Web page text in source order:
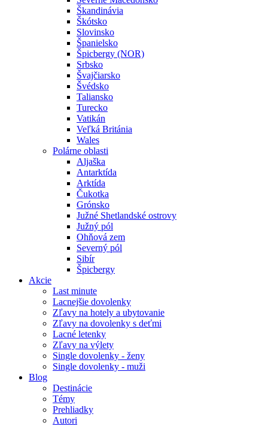
Škandinávia
Škótsko
Slovinsko
Španielsko
Špicbergy (NOR)
Srbsko
Švajčiarsko
Švédsko
Taliansko
Turecko
Vatikán
Veľká Británia
Wales
Polárne oblasti
Aljaška
Antarktída
Arktída
Čukotka
Grónsko
Južné Shetlandské ostrovy
Južný pól
Ohňová zem
Severný pól
Sibír
Špicbergy
Akcie
Last minute
Lacnejšie dovolenky
Zľavy na hotely a ubytovanie
Zľavy na dovolenky s deťmi
Lacné letenky
Zľavy na výlety
Single dovolenky - ženy
Single dovolenky - muži
Blog
Destinácie
Témy
Prehliadky
Autori